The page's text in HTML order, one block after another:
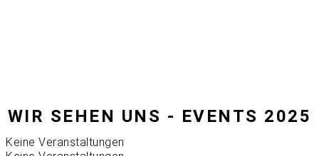
WIR SEHEN UNS - EVENTS 2025
Keine Veranstaltungen